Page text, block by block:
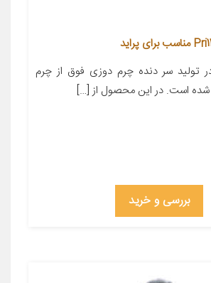
تولید سر دنده چرم دوزی فوق از چرم
شده است. در این محصول از […]
بررسی و خرید